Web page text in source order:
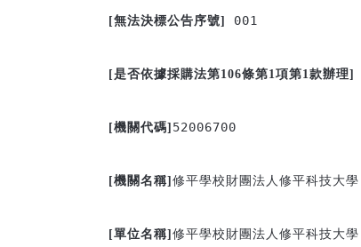
[無法決標公告序號] 001
[是否依據採購法第106條第1項第1款辦理]
[機關代碼] 52006700
[機關名稱] 修平學校財團法人修平科技大學
[單位名稱] 修平學校財團法人修平科技大學